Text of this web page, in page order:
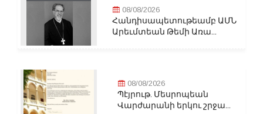
08/08/2026
Հանդիսապետութեամբ ԱՄՆ
Արեւմտեան Թեմի Առա...
08/08/2026
Պէյրութ. Մեսրոպեան
Վարժարանի երկու շրջա...